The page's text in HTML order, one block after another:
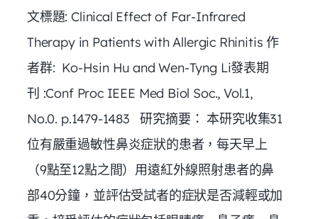
文標題: Clinical Effect of Far-Infrared
Therapy in Patients with Allergic Rhinitis 作
者群: Ko-Hsin Hu and Wen-Tyng Li發表期
刊 :Conf Proc IEEE Med Biol Soc., Vol.1,
No.0. p.1479-1483 研究摘要： 本研究收集31
位有嚴重過敏性鼻炎症狀的患者，每天早上
（9點至12點之間）用遠紅外線照射患者的鼻
部40分鐘，並評估受試者的症狀是否減輕或加